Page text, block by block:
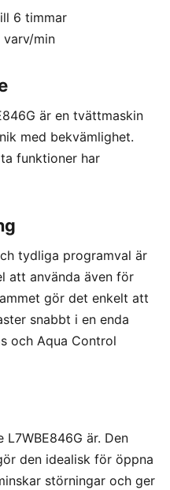
6 timmar
varv/min
är en tvättmaskin
med bekvämlighet.
funktioner har
tydliga programval är
att använda även för
gör det enkelt att
snabbt i en enda
och Aqua Control
är. Den
den idealisk för öppna
störningar och ger